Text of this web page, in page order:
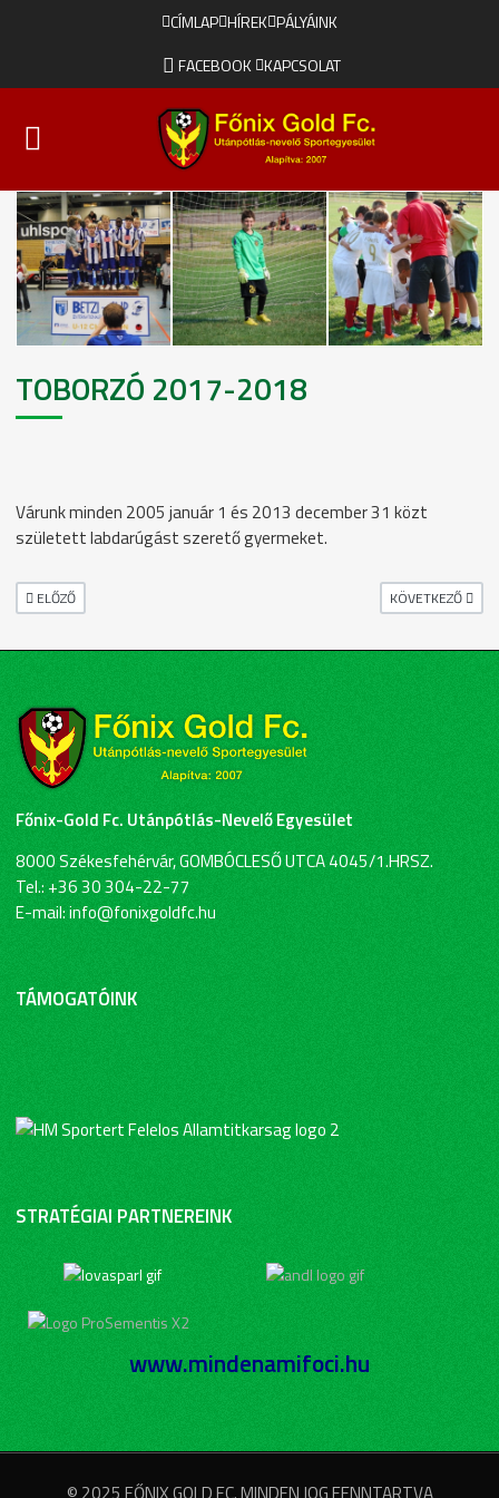
CÍMLAP HÍREK PÁLYÁINK
FACEBOOK KAPCSOLAT
TOBORZÓ 2017-2018
Várunk minden 2005 január 1 és 2013 december 31 közt
született labdarúgást szerető gyermeket.
ELŐZŐ CIKK: NYÁRI TÖRTÉNÉSEK – A SZAKMAI IGAZGATÓNK SZEMÉVEL
ELŐZŐ KÖVETKEZŐ
KÖVETKEZŐ
Főnix-Gold Fc. Utánpótlás-Nevelő Egyesület
8000 Székesfehérvár, GOMBÓCLESŐ UTCA 4045/1.HRSZ.
Tel.: +36 30 304-22-77
E-mail: info@fonixgoldfc.hu
TÁMOGATÓINK
STRATÉGIAI PARTNEREINK
www.mindenamifoci.hu